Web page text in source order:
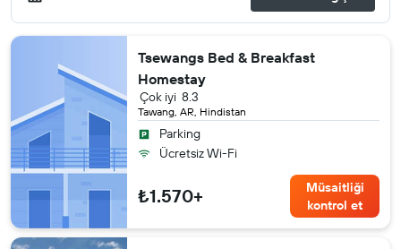
Tsewangs Bed & Breakfast
Homestay
Tawang, AR, Hindistan
8.3
Çok iyi
Parking
Ücretsiz Wi-Fi
₺1.570+
Müsaitliği
kontrol et